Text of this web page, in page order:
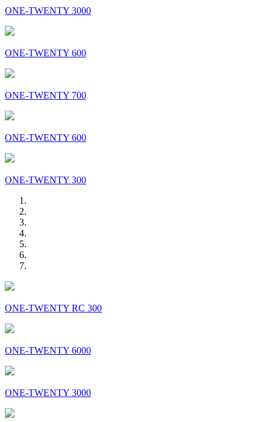
ONE-TWENTY 3000
ONE-TWENTY 600
ONE-TWENTY 700
ONE-TWENTY 600
ONE-TWENTY 300
ONE-TWENTY RC 300
ONE-TWENTY 6000
ONE-TWENTY 3000